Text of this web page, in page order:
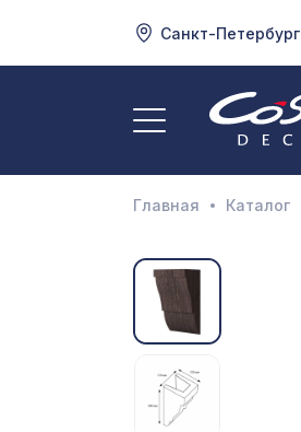
Санкт-Петербург
Главная Каталог